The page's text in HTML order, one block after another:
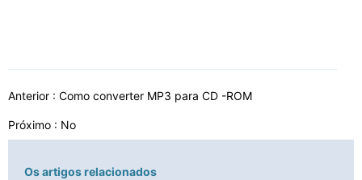
Anterior : Como converter MP3 para CD -ROM
Próximo : No
Os artigos relacionados